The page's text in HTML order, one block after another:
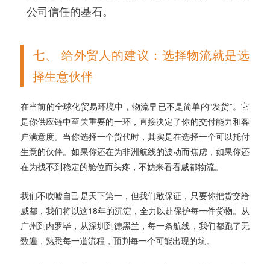
公司信任的基石。
七、 给外贸人的建议：选择物流就是选
择生意伙伴
在当前的全球化贸易环境中，物流早已不是简单的“发货”。它
是你供应链中至关重要的一环，直接决定了你的交付能力和客
户满意度。当你选择一个货代时，其实是在选择一个可以托付
生意的伙伴。如果你还在为非洲航线的波动而焦虑，如果你还
在为找不到稳定的舱位而头疼，不妨来看看威都物流。
我们不吹嘘自己是天下第一，但我们敢保证，只要你把货交给
威都，我们将以这18年的沉淀，全力以赴保护每一件货物。从
广州到内罗毕，从深圳到德黑兰，每一条航线，我们都跑了无
数遍，熟悉每一道流程，预判每一个可能出现的坑。